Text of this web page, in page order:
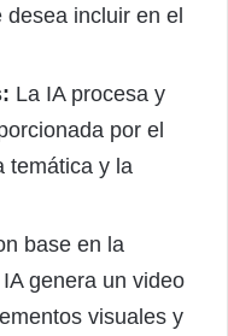
incluir en el
La IA procesa y
por el
temática y la
base en la
genera un video
visuales y